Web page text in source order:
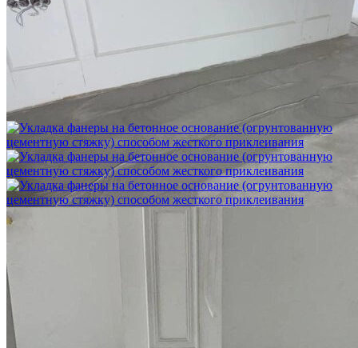
Шлифовка стяжки с сохранением уклона
1 500 ₽
Укладка фанеры на бетонное основание (огрунтованную
цементную стяжку) способом жесткого приклеивания